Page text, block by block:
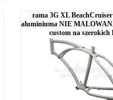
rama 3G XL
aluminiuma NIE
custom na szerokich